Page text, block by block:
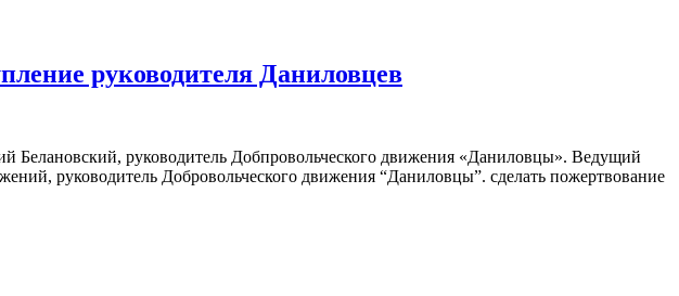
руководителя Даниловцев
Белановский, руководитель Добпровольческого движения «Даниловцы». Ведущий
руководитель Добровольческого движения “Даниловцы”. сделать пожертвование